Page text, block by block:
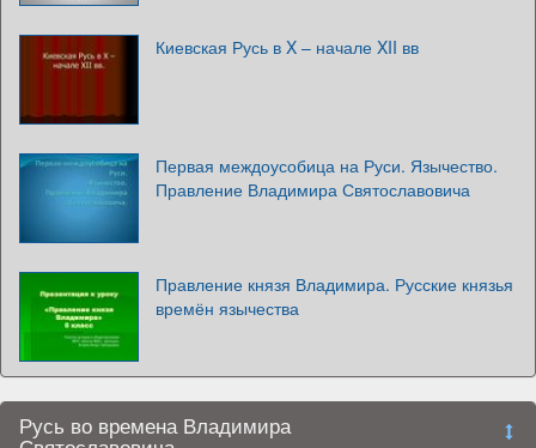
Киевская Русь в X – начале XII вв
Первая междоусобица на Руси. Язычество.
Правление Владимира Святославовича
Правление князя Владимира. Русские князья
времён язычества
Русь во времена Владимира